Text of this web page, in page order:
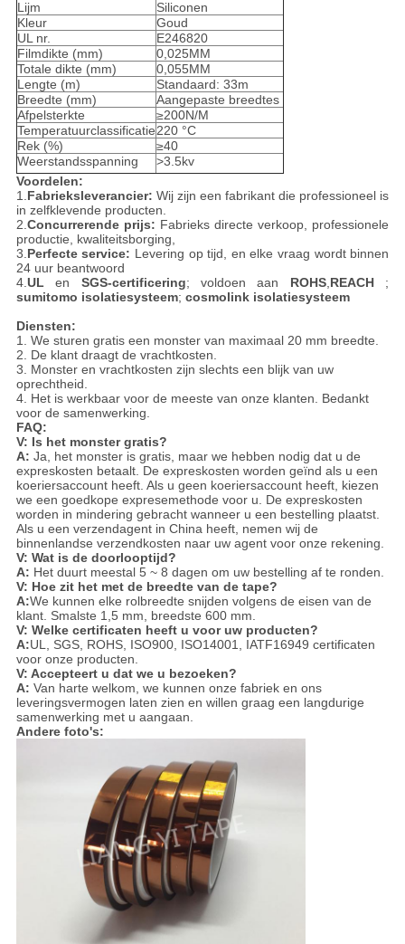
Lijm
Siliconen
Kleur
Goud
UL nr.
E246820
Filmdikte (mm)
0,025MM
Totale dikte (mm)
0,055MM
Lengte (m)
Standaard: 33m
Breedte (mm)
Aangepaste breedtes
Afpelsterkte
≥200N/M
Temperatuurclassificatie220 °C
Rek (%)
≥40
Weerstandsspanning
>3.5kv
Voordelen:
1.Fabrieksleverancier: Wij zijn een fabrikant die professioneel is
in zelfklevende producten.
2.Concurrerende prijs: Fabrieks directe verkoop, professionele
productie, kwaliteitsborging,
3.Perfecte service: Levering op tijd, en elke vraag wordt binnen
24 uur beantwoord
4.ULen SGS-certificering; voldoen aan ROHS,REACH;
sumitomo isolatiesysteem; cosmolink isolatiesysteem
Diensten:
1. We sturen gratis een monster van maximaal 20 mm breedte.
2. De klant draagt de vrachtkosten.
3. Monster en vrachtkosten zijn slechts een blijk van uw
oprechtheid.
4. Het is werkbaar voor de meeste van onze klanten. Bedankt
voor de samenwerking.
FAQ:
V: Is het monster gratis?
A: Ja, het monster is gratis, maar we hebben nodig dat u de
expreskosten betaalt. De expreskosten worden geïnd als u een
koeriersaccount heeft. Als u geen koeriersaccount heeft, kiezen
we een goedkope expresemethode voor u. De expreskosten
worden in mindering gebracht wanneer u een bestelling plaatst.
Als u een verzendagent in China heeft, nemen wij de
binnenlandse verzendkosten naar uw agent voor onze rekening.
V: Wat is de doorlooptijd?
A: Het duurt meestal 5 ~ 8 dagen om uw bestelling af te ronden.
V: Hoe zit het met de breedte van de tape?
A:We kunnen elke rolbreedte snijden volgens de eisen van de
klant. Smalste 1,5 mm, breedste 600 mm.
V: Welke certificaten heeft u voor uw producten?
A:UL, SGS, ROHS, ISO900, ISO14001, IATF16949 certificaten
voor onze producten.
V: Accepteert u dat we u bezoeken?
A: Van harte welkom, we kunnen onze fabriek en ons
leveringsvermogen laten zien en willen graag een langdurige
samenwerking met u aangaan.
Andere foto's: